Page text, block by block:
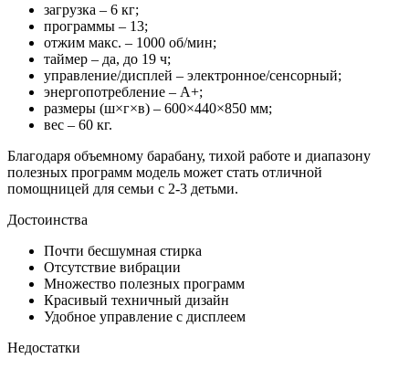
загрузка – 6 кг;
программы – 13;
отжим макс. – 1000 об/мин;
таймер – да, до 19 ч;
управление/дисплей – электронное/сенсорный;
энергопотребление – А+;
размеры (ш×г×в) – 600×440×850 мм;
вес – 60 кг.
Благодаря объемному барабану, тихой работе и диапазону
полезных программ модель может стать отличной
помощницей для семьи с 2-3 детьми.
Достоинства
Почти бесшумная стирка
Отсутствие вибрации
Множество полезных программ
Красивый техничный дизайн
Удобное управление с дисплеем
Недостатки